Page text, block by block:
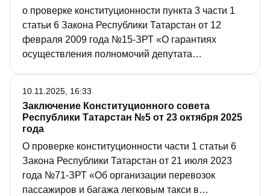
о проверке конституционности пункта 3 части 1
статьи 6 Закона Республики Татарстан от 12
февраля 2009 года №15-ЗРТ «О гарантиях
осуществления полномочий депутата
самоуправления, выборного должностного лица
местного самоуправления в Республике
Татарстан» в связи с обращением гражданина
М.К.Фатыхова
Заключение Конституционного совета
Республики Татарстан №5 от 23 октября 2025
года
О проверке конституционности части 1 статьи 6
Закона Республики Татарстан от 21 июля 2023
года №71-ЗРТ «Об организации перевозок
пассажиров и багажа легковым такси в
10.11.2025, 16:33